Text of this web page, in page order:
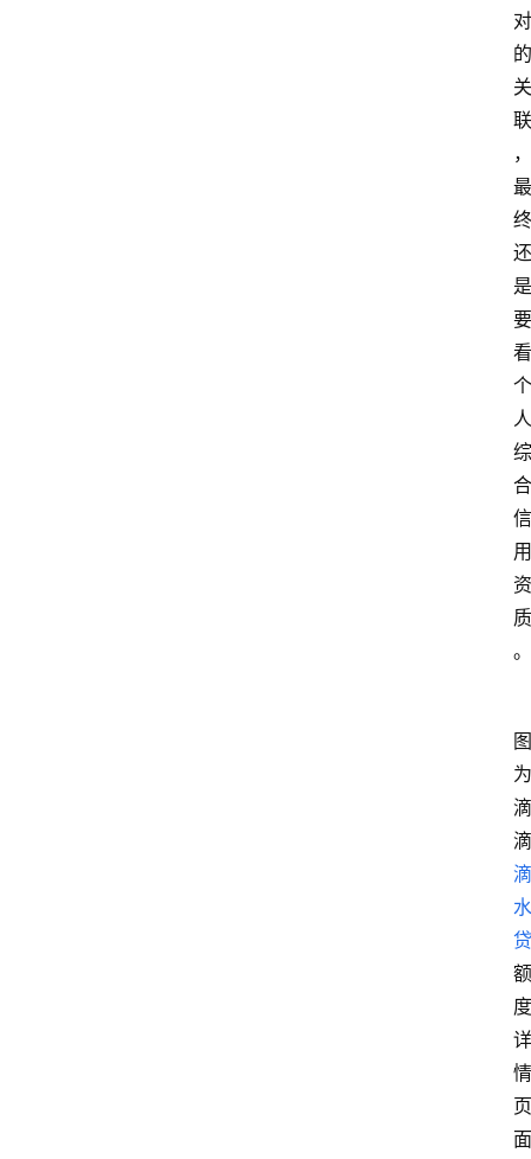
对
的
关
联
，
最
终
还
是
要
看
个
人
综
合
信
用
资
质
。
图
为
滴
滴
滴
水
贷
额
度
详
情
页
面